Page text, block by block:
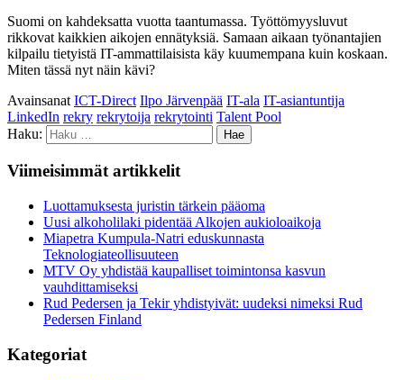
Suomi on kahdeksatta vuotta taantumassa. Työttömyysluvut
rikkovat kaikkien aikojen ennätyksiä. Samaan aikaan työnantajien
kilpailu tietyistä IT-ammattilaisista käy kuumempana kuin koskaan.
Miten tässä nyt näin kävi?
AvainsanatICT-Direct Ilpo Järvenpää IT-ala IT-asiantuntija
LinkedIn rekry rekrytoija rekrytointi Talent Pool
Haku:
Viimeisimmät artikkelit
Luottamuksesta juristin tärkein pääoma
Uusi alkoholilaki pidentää Alkojen aukioloaikoja
Miapetra Kumpula-Natri eduskunnasta
Teknologiateollisuuteen
MTV Oy yhdistää kaupalliset toimintonsa kasvun
vauhdittamiseksi
Rud Pedersen ja Tekir yhdistyivät: uudeksi nimeksi Rud
Pedersen Finland
Kategoriat